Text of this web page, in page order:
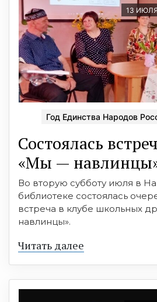
13 ИЮЛЯ
Год Единства Народов
Состоялась
«Мы —
Во вторую субботу июля в
библиотеке состоялась
встреча в клубе школьных
навлинцы».
Читать далее